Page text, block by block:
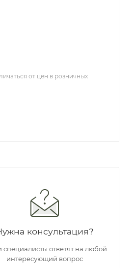
от цен в розничных
консультация?
ответят на любой
интересующий вопрос